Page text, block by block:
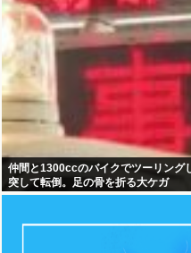
仲間と1300ccのバイクでツーリング
突して転倒。足の骨を折る大ケガ